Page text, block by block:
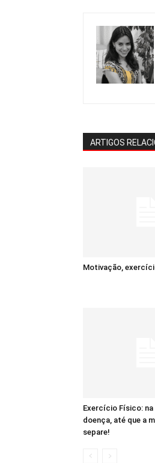
ARTIGOS
Motivação,
Exercício Físico: na
doença, até que a
separe!